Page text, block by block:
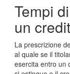
Tempi
un
La prescrizione
al quale se il
esercita entro un